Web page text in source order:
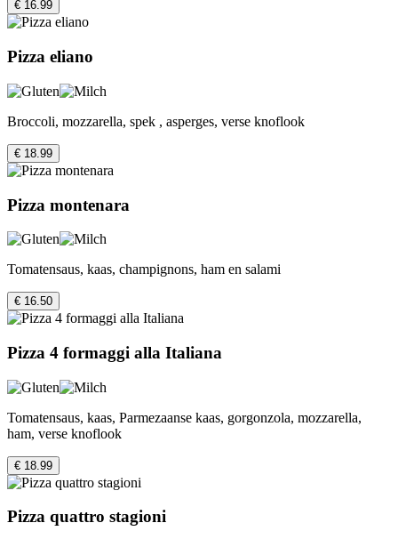
€ 16.99
Pizza eliano
Broccoli, mozzarella, spek , asperges, verse knoflook
€ 18.99
Pizza montenara
Tomatensaus, kaas, champignons, ham en salami
€ 16.50
Pizza 4 formaggi alla Italiana
Tomatensaus, kaas, Parmezaanse kaas, gorgonzola, mozzarella,
ham, verse knoflook
€ 18.99
Pizza quattro stagioni